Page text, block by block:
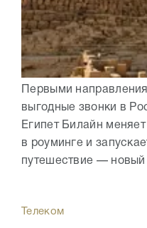
Первыми
выгодные звонки в
Египет Билайн
в роуминге и
путешествие — новый
Телеком